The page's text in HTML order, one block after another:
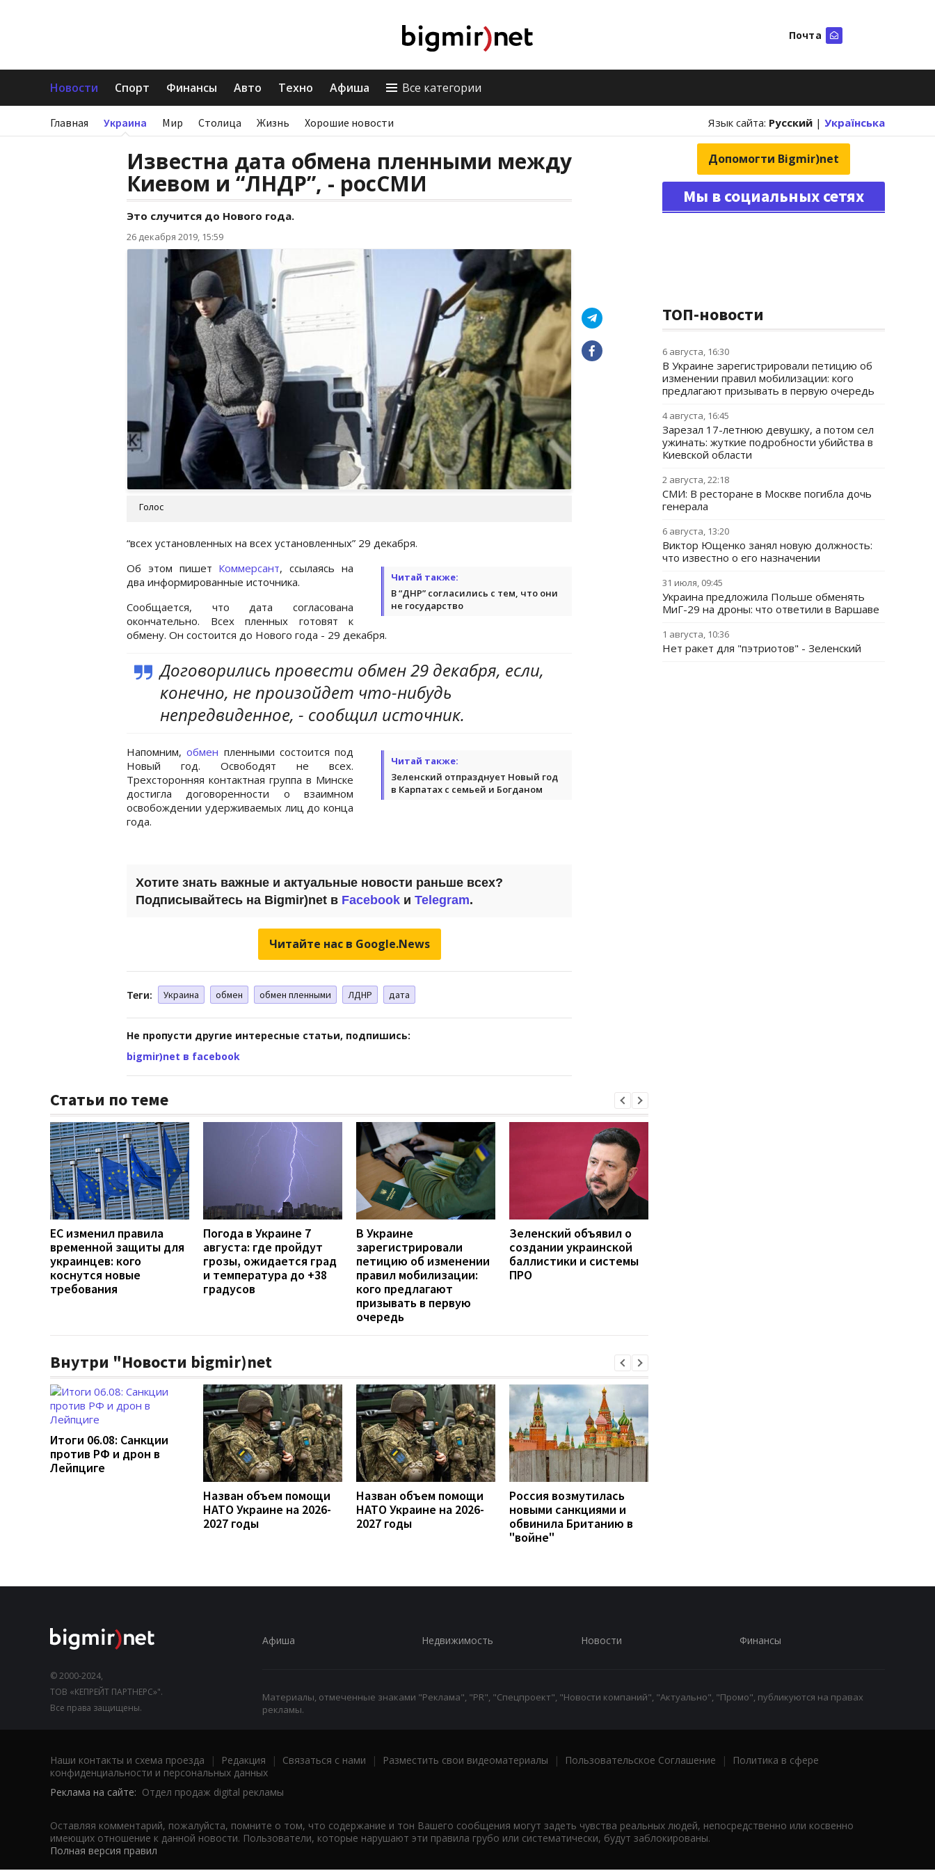
Почта
Новости Спорт Финансы Авто Техно Афиша Все категории
Главная Украина Мир Столица Жизнь Хорошие новости Язык сайта: Русский | Українська
Известна дата обмена пленными между
Киевом и “ЛНДР”, - росСМИ
Это случится до Нового года.
26 декабря 2019, 15:59
Голос
“всех установленных на всех установленных” 29 декабря.
Читай также:
В “ДНР” согласились с тем, что они
не государство
Об этом пишет Коммерсант, ссылаясь на
два информированные источника.
Сообщается, что дата согласована
окончательно. Всех пленных готовят к
обмену. Он состоится до Нового года - 29 декабря.
Договорились провести обмен 29 декабря, если,
конечно, не произойдет что-нибудь
непредвиденное, - сообщил источник.
Читай также:
Зеленский отпразднует Новый год
в Карпатах с семьей и Богданом
Напомним,обмен пленными состоится под
Новый год. Освободят не всех.
Трехсторонняя контактная группа в Минске
достигла договоренности о взаимном
освобождении удерживаемых лиц до конца
года.
Хотите знать важные и актуальные новости раньше всех?
Подписывайтесь на Bigmir)net в Facebook и Telegram.
Читайте нас в Google.News
Теги: Украина обмен обмен пленными ЛДНР дата
Не пропусти другие интересные статьи, подпишись:
bigmir)net в facebook
Статьи по теме
ЕС изменил правила
временной защиты для
украинцев: кого
коснутся новые
требования
Погода в Украине 7
августа: где пройдут
грозы, ожидается град
и температура до +38
градусов
В Украине
зарегистрировали
петицию об изменении
правил мобилизации:
кого предлагают
призывать в первую
очередь
Зеленский объявил о
создании украинской
баллистики и системы
ПРО
Внутри "Новости bigmir)net
Итоги 06.08: Санкции
против РФ и дрон в
Лейпциге
Назван объем помощи
НАТО Украине на 2026-
2027 годы
Назван объем помощи
НАТО Украине на 2026-
2027 годы
Россия возмутилась
новыми санкциями и
обвинила Британию в
"войне"
Допомогти Bigmir)net
Мы в социальных сетях
ТОП-новости
6 августа, 16:30
В Украине зарегистрировали петицию об
изменении правил мобилизации: кого
предлагают призывать в первую очередь
4 августа, 16:45
Зарезал 17-летнюю девушку, а потом сел
ужинать: жуткие подробности убийства в
Киевской области
2 августа, 22:18
СМИ: В ресторане в Москве погибла дочь
генерала
6 августа, 13:20
Виктор Ющенко занял новую должность:
что известно о его назначении
31 июля, 09:45
Украина предложила Польше обменять
МиГ-29 на дроны: что ответили в Варшаве
1 августа, 10:36
Нет ракет для "пэтриотов" - Зеленский
© 2000-2024,
ТОВ «КЕПРЕЙТ ПАРТНЕРС»".
Все права защищены.
Афиша Недвижимость Новости Финансы
Материалы, отмеченные знаками "Реклама", "PR", "Спецпроект", "Новости компаний", "Актуально", "Промо", публикуются на правах
рекламы.
Наши контакты и схема проезда | Редакция | Связаться с нами | Разместить свои видеоматериалы | Пользовательское Соглашение |
Политика в сфере
конфиденциальности и персональных данных
Реклама на сайте: Отдел продаж digital рекламы
Оставляя комментарий, пожалуйста, помните о том, что содержание и тон Вашего сообщения могут задеть чувства реальных людей, непосредственно или косвенно
имеющих отношение к данной новости. Пользователи, которые нарушают эти правила грубо или систематически, будут заблокированы.
Полная версия правил